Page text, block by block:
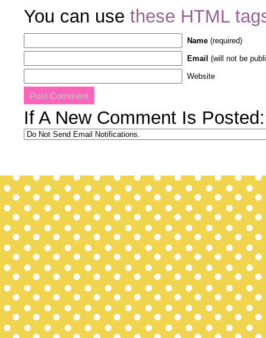
You can use these HTML
Name (required)
Email (will not be
Website
If A New Comment Is Posted: